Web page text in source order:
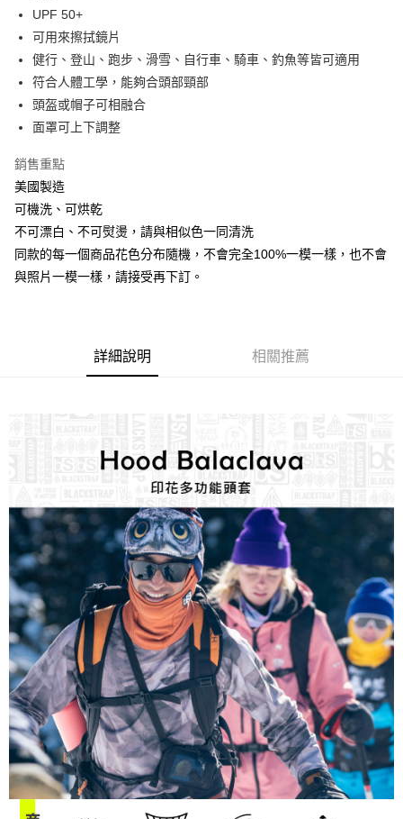
大哥付你分期
相關說明
【大哥付你分期使用說明】
1.本服務由台灣大哥大提供，台灣大哥大用戶可立即使用無須另外申請。
2.付款方式選擇「大哥付你分期」，訂單成立後會自動跳轉到大哥付的交易
流程，驗證手機門號後，選擇欲分期的期數、繳款截止日，確認付款後即完
3.實際核准額度、可分期數及費用金額請依後續交易確認頁面所載為準。
消。如遇「轉專審核」未通過狀況，表示未達大哥付你分期系統評分，恕無
法說明評估內容。
1.分期款項不併入電信帳單，「大哥付你分期」於每月結算日後寄送繳費提
醒簡訊。
2.透過簡訊連結打開帳單後，可選擇「超商條碼／台灣大直營門市／銀行轉
帳／街口支付／iPASS MONEY」等通路繳費。
2.基於同意付款使用「大哥付你分期」之契約關係目的，商店將以您的個人
資料（包含姓名、電話或地址）提供予台灣大哥大進項蒐集、處理及利用，
AFTEE先享後付
相關說明
【關於「AFTEE先享後付」】
AFTEE先享後付是「在收到商品之後才付款」的支付方式。 讓您購物簡單
１．簡單：不需註冊會員、不需綁卡、不需儲值。
２．便利：只要手機號碼，簡訊認證，即可結帳。
３．安心：先確認商品／服務後，再付款。
１．於結帳方式選擇「AFTEE先享後付」後，將跳轉至「AFTEE先享後付」
結帳頁面，進行簡訊認證並確認金額後，即可完成結帳。
２．訂單成立數日內，您將收到繳費通知簡訊。
３．收到繳費通知簡訊後14天內，點擊此簡訊中的連結，可透過四大超商／
後付繳納相關費用。
１．透過由恩沛科技股份有限公司提供之「AFTEE先享後付」服務完成之交
易，需依本服務之必要範圍內提供個人資料，並將交易相關給付款項請求債
權轉讓予恩沛科技股份有限公司。
２．關於個人資料處理事宜，請瀏覽以下網址：
https://aftee.tw/terms/#terms3
３．未成年的使用者請事先徵得法定代理人或監護人之同意方可使用
「AFTEE先享後付」，若未經同意申辦者引起之損失，本公司不負相關責
任。
４．使用「AFTEE先享後付」時，將依據個別帳號之用戶狀況，依本公司即
時審查核予不同之上限額度；若仍有額度不足之情形，本公司將視審查結果
請求用戶進行身份認證。
５．嚴禁一人註冊多個帳號或使用他人資訊註冊。若發現惡意使用之情形，
恩沛科技股份有限公司將有權停止該用戶之使用額度並採取法律行動。
ATM付款
貨到付款
全家取貨付款
每筆NT$60，滿NT$499(含以上)免運費
7-11取貨付款
每筆NT$130，滿NT$3,000(含以上)免運費
UPF 50+
可用來擦拭鏡片
健行、登山、跑步、滑雪、自行車、騎車、釣魚等皆可適用
符合人體工學，能夠合頭部頸部
頭盔或帽子可相融合
面罩可上下調整
銷售重點
美國製造
可機洗、可烘乾
不可漂白、不可熨燙，請與相似色一同清洗
同款的每一個商品花色分布隨機，不會完全100%一模一樣，也不會
與照片一模一樣，請接受再下訂。
詳細說明 相關推薦